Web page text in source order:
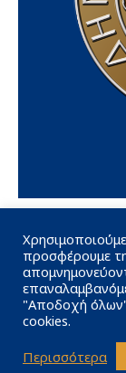
προσφέρουμε
"Αποδοχή
cookies.
Περισσότερα